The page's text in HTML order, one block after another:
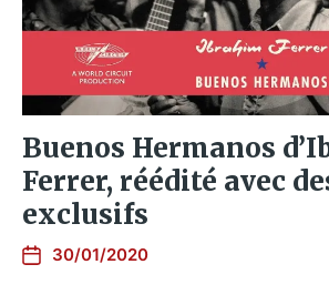
Buenos Hermanos
Ferrer, réédité avec
exclusifs
30/01/2020